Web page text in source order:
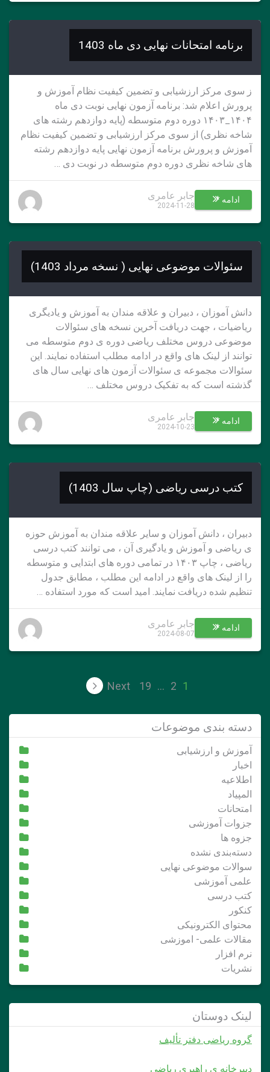
برنامه امتحانات نهایی دی ماه 1403
ز سوی مرکز ارزشیابی و تضمین کیفیت نظام آموزش و
پرورش اعلام شد: برنامه آزمون نهایی نوبت دی ماه
۱۴۰۴_۱۴۰۳ دوره دوم متوسطه (پایه دوازدهم رشته های
شاخه نظری) از سوی مرکز ارزشیابی و تضمین کیفیت نظام
آموزش و پرورش برنامه آزمون نهایی پایه دوازدهم رشته
های شاخه نظری دوره دوم متوسطه در نوبت دی …
ادامه * جابر عامری
2024-11-28
سئوالات موضوعی نهایی ( نسخه مرداد 1403)
دانش آموزان ، دبیران و علاقه مندان به آموزش و یادیگری
ریاضیات ، جهت دریافت آخرین نسخه های سئوالات
موضوعی دروس مختلف ریاضی دوره ی دوم متوسطه می
توانند از لینک های واقع در ادامه مطلب استفاده نمایند. این
سئوالات مجموعه ی سئوالات آزمون های نهایی سال های
گذشته است که به تفکیک دروس مختلف …
ادامه * جابر عامری
2024-10-23
کتب درسی ریاضی (چاپ سال 1403)
دبیران ، دانش آموزان و سایر علاقه مندان به آموزش حوزه
ی ریاضی و آموزش و یادگیری آن ، می توانند کتب درسی
ریاضی ، چاپ ۱۴۰۳ در تمامی دوره های ابتدایی و متوسطه
را از لینک های واقع در ادامه این مطلب ، مطابق جدول
تنظیم شده دریافت نمایند. امید است که مورد استفاده …
ادامه * جابر عامری
2024-08-07
1
2
…
19
Next
دسته بندی موضوعات
آموزش و ارزشیابی
اخبار
اطلاعیه
المپیاد
امتحانات
جزوات آموزشی
جزوه ها
دسته‌بندی نشده
سوالات موضوعی نهایی
علمی آموزشی
کتب درسی
کنکور
محتوای الکترونیکی
مقالات علمی- اموزشی
نرم افزار
نشریات
لینک دوستان
گروه ریاضی دفتر تألیف
دبیرخانه ی راهبری ریاضی